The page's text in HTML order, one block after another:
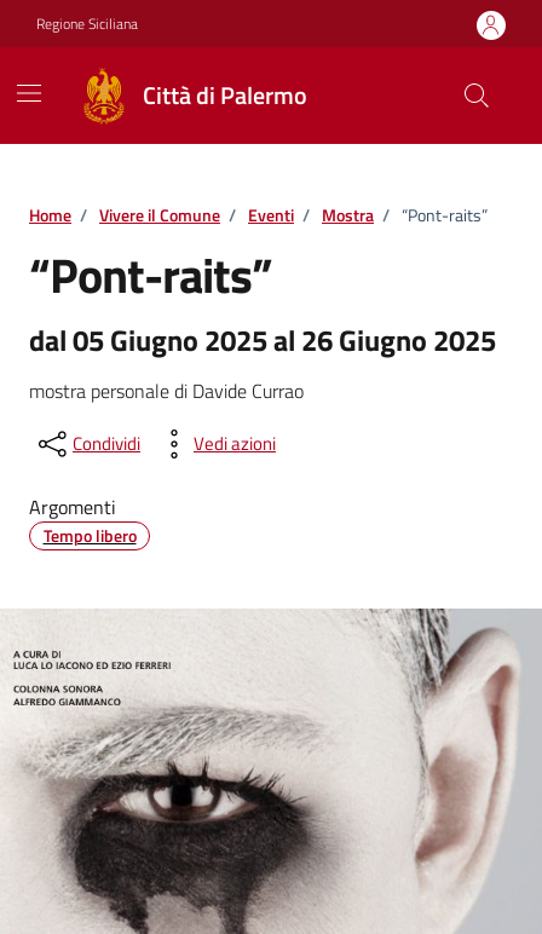
Vai ai contenuti
Vai al footer
Regione Siciliana
Città di Palermo
Home / Vivere il Comune / Eventi / Mostra / “Pont-raits”
“Pont-raits”
dal 05 Giugno 2025 al 26 Giugno 2025
mostra personale di Davide Currao
Condividi Vedi azioni
Argomenti
Tempo libero